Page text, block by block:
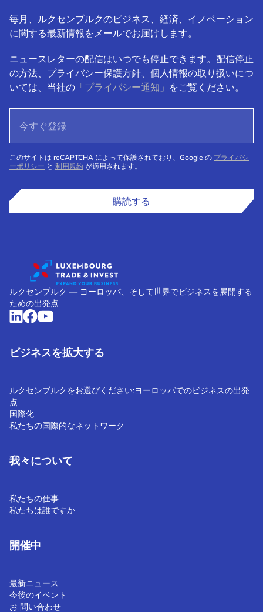
毎月、ルクセンブルクのビジネス、経済、イノベーション
に関する最新情報をメールでお届けします。
ニュースレターの配信はいつでも停止できます。配信停止
の方法、プライバシー保護方針、個人情報の取り扱いにつ
いては、当社の 「プライバシー通知」 をご覧ください。
このサイトは reCAPTCHA によって保護されており、Google の プライバシ
ーポリシー と 利用規約 が適用されます。
購読する
ルクセンブルク ― ヨーロッパ、そして世界でビジネスを展開する
ための出発点
ビジネスを拡大する
ルクセンブルクをお選びください:ヨーロッパでのビジネスの出発
点
国際化
私たちの国際的なネットワーク
我々について
私たちの仕事
私たちは誰ですか
開催中
最新ニュース
今後のイベント
お 問い合わせ